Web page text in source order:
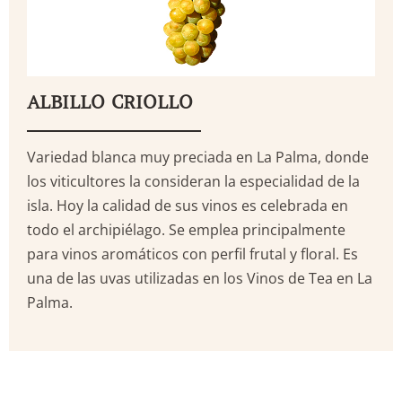
ALBILLO CRIOLLO
Variedad blanca muy preciada en La Palma, donde
los viticultores la consideran la especialidad de la
isla. Hoy la calidad de sus vinos es celebrada en
todo el archipiélago. Se emplea principalmente
para vinos aromáticos con perfil frutal y floral. Es
una de las uvas utilizadas en los Vinos de Tea en La
Palma.